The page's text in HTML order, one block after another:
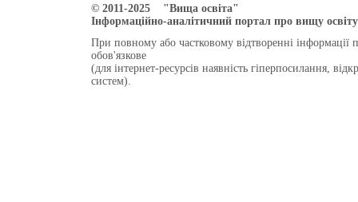
© 2011-2025 "Вища освіта"
Інформаційно-аналітичний портал про вищу
При повному або частковому відтворенні інформації
обов'язкове
(для інтернет-ресурсів наявність гіперпосилання,
систем).